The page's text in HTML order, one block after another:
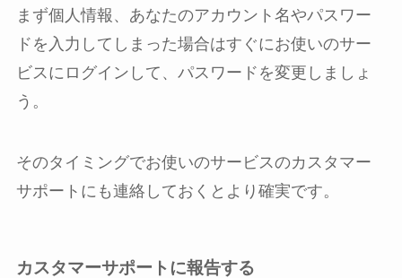
まず個人情報、あなたのアカウント名やパスワー
ドを入力してしまった場合はすぐにお使いのサー
ビスにログインして、パスワードを変更しましょ
う。
そのタイミングでお使いのサービスのカスタマー
サポートにも連絡しておくとより確実です。
カスタマーサポートに報告する